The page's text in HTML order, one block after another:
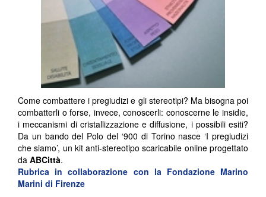
Come combattere i pregiudizi e gli stereotipi? Ma bisogna poi
combatterli o forse, invece, conoscerli: conoscerne le insidie,
i meccanismi di cristallizzazione e diffusione, i possibili esiti?
Da un bando del Polo del ‘900 di Torino nasce ‘I pregiudizi
che siamo’, un kit anti-stereotipo scaricabile online progettato
da ABCittà.
Rubrica in collaborazione con la Fondazione Marino
Marini di Firenze